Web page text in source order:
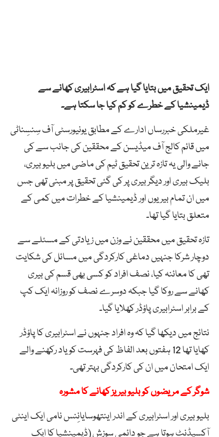
ایک تحقیق میں بتایا گیا ہے کہ اسٹرابیری کھانے سے
ڈیمینشیا کے خطرے کو کم کیا جا سکتا ہے۔
غیرملکی خبررساں ادارے کے مطابق یونیورسٹی آف سِنسِناٹی
میں قائم کالج آف میڈیسن کے محققین کی جانب سے کی
جانے والی یہ تازہ ترین تحقیق ٹیم کی ماضی میں بلیو بیری،
بلیک بیری اور دیگر بیری پر کی گئی تحقیق پر مبنی تھی جس
میں ان تمام بیریوں اور ڈیمینشیا کے خطرات میں کمی کے
متعلق بتایا گیا تھا۔
تازہ تحقیق میں محققین نے وزن میں زیادتی کے مسئلے سے
دوچار شرکا جنہیں دماغی کارکردگی میں مسائل کی شکایت
تھی کا معائنہ کیا، نصف افراد کو کسی بھی قسم کی بیری
کھانے سے روکا گیا جبکہ دوسرے نصف کو روزانہ ایک کپ
کے برابر اسٹرابیری پاؤڈر کھلایا گیا۔
نتائج میں دیکھا گیا کہ وہ افراد جنہوں نے اسٹرابیری کا پاؤڈر
کھایا تھا 12 ہفتوں بعد الفاظ کی فہرست کو یاد رکھنے والے
ایک امتحان میں ان کی کارکردگی بہتر تھی۔
شوگر کے مریضوں کو بلیو بیریز کھانے کا مشورہ
بلیو بیری اور اسٹرابیری کے اندر اینتھوسایانِنس نامی ایک اینٹی
آکسیڈنٹ ہوتا ہے جو دائمی سوزش (ڈیمینشیا کا ایک